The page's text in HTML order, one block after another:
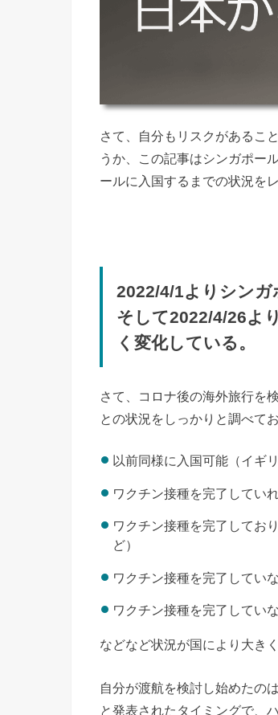
さて、自分もリスクがあるこ
うか、この記事はシンガポー
ールに入国するまでの状況を
2022/4/1よりシンガ
そして2022/4/26よ
く変化している。
さて、コロナ後の海外旅行を
との状況をしっかりと調べて
以前同様に入国可能（イギリ
ワクチン接種を完了してい
ワクチン接種を完了してお
ど）
ワクチン接種を完了してい
ワクチン接種を完了してい
などなど状況が国により大き
自分が渡航を検討し始めたの
と発表されたタイミングで、